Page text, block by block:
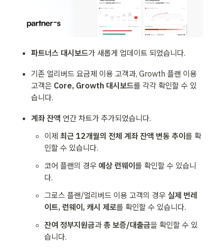
파트너스 대시보드가 새롭게 업데이트 되었습니다.
기존 얼리버드 요금제 이용 고객과, Growth 플랜 이용
고객은 Core, Growth 대시보드를 각각 확인할 수 있
습니다.
계좌 잔액 연간 차트가 추가되었습니다.
이제 최근 12개월의 전체 계좌 잔액 변동 추이를 확
인할 수 있습니다.
코어 플랜의 경우 예상 런웨이를 확인할 수 있습니
다.
그로스 플랜/얼리버드 이용 고객의 경우 실제 번레
이트, 런웨이, 캐시 제로를 확인할 수 있습니다.
잔여 정부지원금과 총 보증/대출금을 확인할 수 있
습니다.